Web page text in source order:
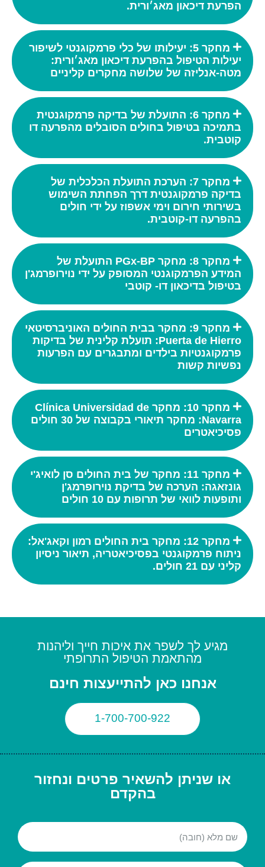
הפרעת דיכאון מאג׳ורית.
מחקר 5: יעילותו של כלי פרמקוגנטי לשיפור
יעילות הטיפול בהפרעת דיכאון מאג׳ורית:
מטה-אנליזה של שלושה מחקרים קליניים
מחקר 6: התועלת של בדיקה פרמקוגנטית
בתמיכה בטיפול בחולים הסובלים מהפרעה דו
קוטבית.
מחקר 7: הערכת התועלת הכלכלית של
בדיקה פרמקוגנטית דרך הפחתת השימוש
בשירותי חירום וימי אשפוז על ידי חולים
בהפרעה דו-קוטבית.
מחקר 8: מחקר PGx-BP התועלת של
המידע הפרמקוגנטי המסופק על ידי נוירופרמג'ן
בטיפול בדיכאון דו- קוטבי
מחקר 9: מחקר בבית החולים האוניברסיטאי
Puerta de Hierro: תועלת קלינית של בדיקות
פרמקוגנטיות בילדים ומתבגרים עם הפרעות
נפשיות קשות
מחקר 10: מחקר Clínica Universidad de
Navarra: מחקר תיאורי בקבוצה של 30 חולים
פסיכיאטרים
מחקר 11: מחקר של בית החולים סן לואיג'י
גונזאגה: הערכה של בדיקת נוירופרמג'ן
ותופעות לוואי של תרופות עם 10 חולים
מחקר 12: מחקר בית החולים רמון וקאג'אל:
ניתוח פרמקוגנטי בפסיכיאטריה, תיאור ניסיון
קליני עם 21 חולים.
מגיע לך לשפר את איכות חייך וליהנות
מהתאמת הטיפול התרופתי
אנחנו כאן להתייעצות חינם
1-700-700-922
או שניתן להשאיר פרטים ונחזור
בהקדם